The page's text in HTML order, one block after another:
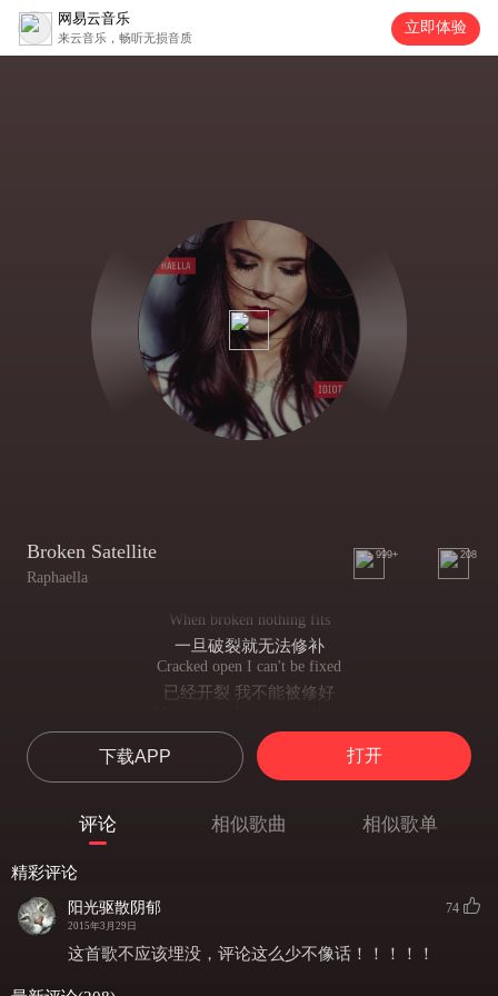
网易云音乐
来云音乐，畅听无损音质
立即体验
Broken Satellite
Raphaella
999+ 208
When broken nothing fits
一旦破裂就无法修补
Cracked open I can't be fixed
已经开裂 我不能被修好
发生故障 我失去知觉
There is a fault under my skin
我的皮肤也开始出现瑕疵
请不要停 继续发送你的信号
Please don’t stop sending your signals out
Cause I I don’t want to fall from the sky
下载APP 打开
评论 相似歌曲 相似歌单
精彩评论
阳光驱散阴郁
2015年3月29日
74
这首歌不应该埋没，评论这么少不像话！！！！！